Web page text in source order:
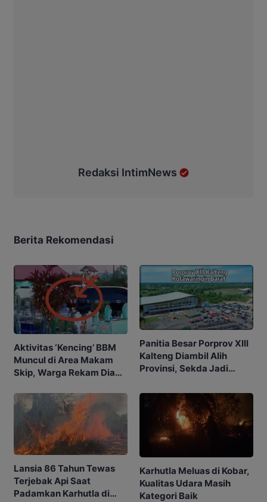
Redaksi IntimNews
Berita Rekomendasi
Aktivitas ‘Kencing’ BBM
Muncul di Area Makam
Skip, Warga Rekam Diam-
Panitia Besar Porprov Xlll
Kalteng Diambil Alih
Provinsi, Sekda Jadi
Lansia 86 Tahun Tewas
Terjebak Api Saat
Padamkan Karhutla di
Karhutla Meluas di Kobar,
Kualitas Udara Masih
Kategori Baik